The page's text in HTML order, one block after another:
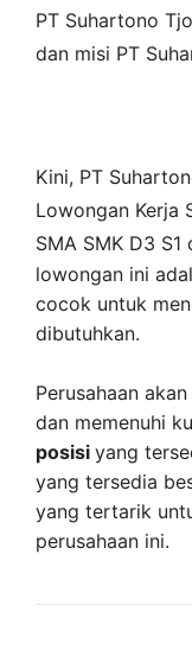
PT Suhartono
dan misi PT
Kini, PT
Lowongan Kerja
SMA SMK D3 S1
lowongan ini
cocok untuk
dibutuhkan.
Perusahaan
dan memenuhi
posisi yang
yang tersedia
yang tertarik
perusahaan ini.